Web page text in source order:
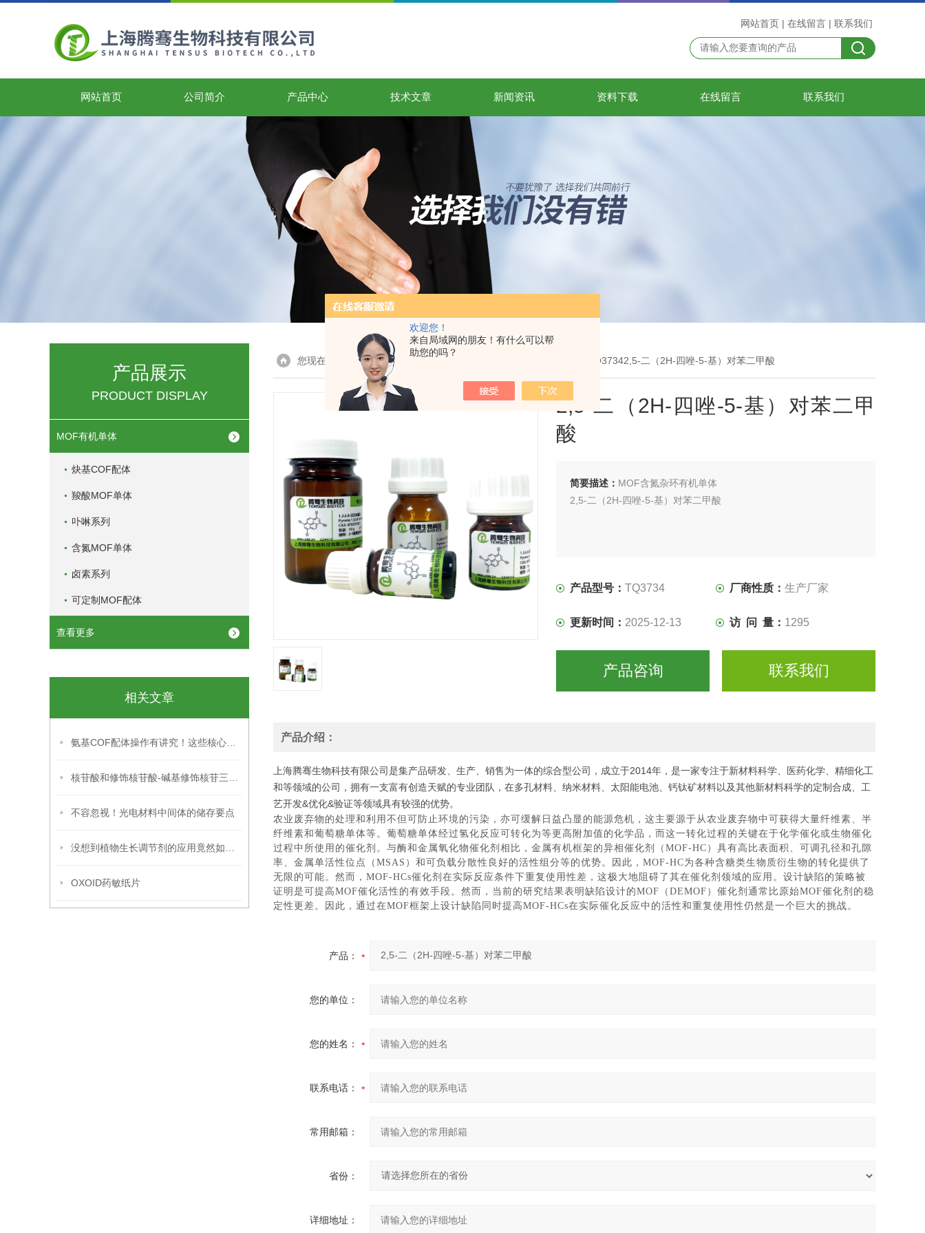
欢迎您！
来自局域网的朋友！有什么可以帮
助您的吗？
网站首页 | 在线留言 | 联系我们
网站首页 公司简介 产品中心 技术文章 新闻资讯 资料下载 在线留言 联系我们
产品展示
PRODUCT DISPLAY
MOF有机单体
炔基COF配体
羧酸MOF单体
卟啉系列
含氮MOF单体
卤素系列
可定制MOF配体
查看更多
相关文章
不容忽视！光电材料中间体的储存要点
OXOID药敏纸片
您现在的位置：首页> 产品展示 > MOF有机单体 > TQ37342,5-二（2H-四唑-5-基）对苯二甲酸
2,5-二（2H-四唑-5-基）对苯二甲
酸
简要描述： MOF含氮杂环有机单体
2,5-二（2H-四唑-5-基）对苯二甲酸
产品型号：TQ3734 厂商性质：生产厂家
更新时间： 2025-12-13 访 问 量： 1295
产品咨询 联系我们
产品介绍：
上海腾骞生物科技有限公司是集产品研发、生产、销售为一体的综合型公司，成立于2014年，是一家专注于新材料科学、医药化学、精细化工
和等领域的公司，拥有一支富有创造天赋的专业团队，在多孔材料、纳米材料、太阳能电池、钙钛矿材料以及其他新材料科学的定制合成、工
艺开发&优化&验证等领域具有较强的优势。
农业废弃物的处理和利用不但可防止环境的污染，亦可缓解日益凸显的能源危机，这主要源于从农业废弃物中可获得大量纤维素、半
纤维素和葡萄糖单体等。葡萄糖单体经过氢化反应可转化为等更高附加值的化学品，而这一转化过程的关键在于化学催化或生物催化
过程中所使用的催化剂。与酶和金属氧化物催化剂相比，金属有机框架的异相催化剂（MOF-HC）具有高比表面积、可调孔径和孔隙
率、金属单活性位点（MSAS）和可负载分散性良好的活性组分等的优势。因此，MOF-HC为各种含糖类生物质衍生物的转化提供了
无限的可能。然而，MOF-HCs催化剂在实际反应条件下重复使用性差，这极大地阻碍了其在催化剂领域的应用。设计缺陷的策略被
证明是可提高MOF催化活性的有效手段。然而，当前的研究结果表明缺陷设计的MOF（DEMOF）催化剂通常比原始MOF催化剂的稳
定性更差。因此，通过在MOF框架上设计缺陷同时提高MOF-HCs在实际催化反应中的活性和重复使用性仍然是一个巨大的挑战。
产品：
您的单位：
您的姓名：
联系电话：
常用邮箱：
省份：
详细地址：